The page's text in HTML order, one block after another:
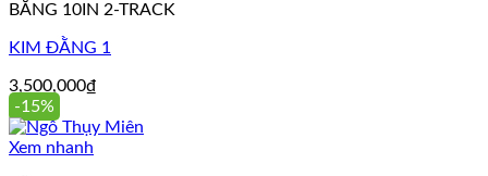
BĂNG 10IN 2-TRACK
KIM ĐẰNG 1
3,500,000₫
-15%
Xem nhanh